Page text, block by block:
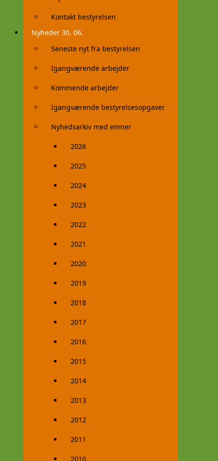
Kontakt bestyrelsen
Nyheder 30. 06.
Seneste nyt fra bestyrelsen
Igangværende arbejder
Kommende arbejder
Igangværende bestyrelsesopgaver
Nyhedsarkiv med emner
2026
2025
2024
2023
2022
2021
2020
2019
2018
2017
2016
2015
2014
2013
2012
2011
2010